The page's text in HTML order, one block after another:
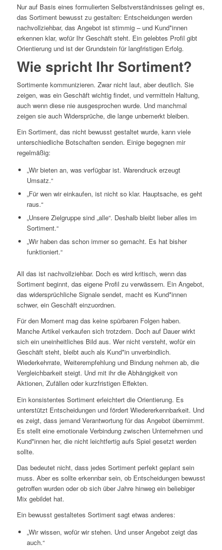
Nur auf Basis eines formulierten Selbstverständnisses gelingt es,
das Sortiment bewusst zu gestalten: Entscheidungen werden
nachvollziehbar, das Angebot ist stimmig – und Kund*innen
erkennen klar, wofür Ihr Geschäft steht. Ein gelebtes Profil gibt
Orientierung und ist der Grundstein für langfristigen Erfolg.
Wie spricht Ihr Sortiment?
Sortimente kommunizieren. Zwar nicht laut, aber deutlich. Sie
zeigen, was ein Geschäft wichtig findet, und vermitteln Haltung,
auch wenn diese nie ausgesprochen wurde. Und manchmal
zeigen sie auch Widersprüche, die lange unbemerkt bleiben.
Ein Sortiment, das nicht bewusst gestaltet wurde, kann viele
unterschiedliche Botschaften senden. Einige begegnen mir
regelmäßig:
„Wir bieten an, was verfügbar ist. Warendruck erzeugt
Umsatz.“
„Für wen wir einkaufen, ist nicht so klar. Hauptsache, es geht
raus.“
„Unsere Zielgruppe sind „alle“. Deshalb bleibt lieber alles im
Sortiment.“
„Wir haben das schon immer so gemacht. Es hat bisher
funktioniert.“
All das ist nachvollziehbar. Doch es wird kritisch, wenn das
Sortiment beginnt, das eigene Profil zu verwässern. Ein Angebot,
das widersprüchliche Signale sendet, macht es Kund*innen
schwer, ein Geschäft einzuordnen.
Für den Moment mag das keine spürbaren Folgen haben.
Manche Artikel verkaufen sich trotzdem. Doch auf Dauer wirkt
sich ein uneinheitliches Bild aus. Wer nicht versteht, wofür ein
Geschäft steht, bleibt auch als Kund*in unverbindlich.
Wiederkehrrate, Weiterempfehlung und Bindung nehmen ab, die
Vergleichbarkeit steigt. Und mit ihr die Abhängigkeit von
Aktionen, Zufällen oder kurzfristigen Effekten.
Ein konsistentes Sortiment erleichtert die Orientierung. Es
unterstützt Entscheidungen und fördert Wiedererkennbarkeit. Und
es zeigt, dass jemand Verantwortung für das Angebot übernimmt.
Es stellt eine emotionale Verbindung zwischen Unternehmen und
Kund*innen her, die nicht leichtfertig aufs Spiel gesetzt werden
sollte.
Das bedeutet nicht, dass jedes Sortiment perfekt geplant sein
muss. Aber es sollte erkennbar sein, ob Entscheidungen bewusst
getroffen wurden oder ob sich über Jahre hinweg ein beliebiger
Mix gebildet hat.
Ein bewusst gestaltetes Sortiment sagt etwas anderes:
„Wir wissen, wofür wir stehen. Und unser Angebot zeigt das
auch.“